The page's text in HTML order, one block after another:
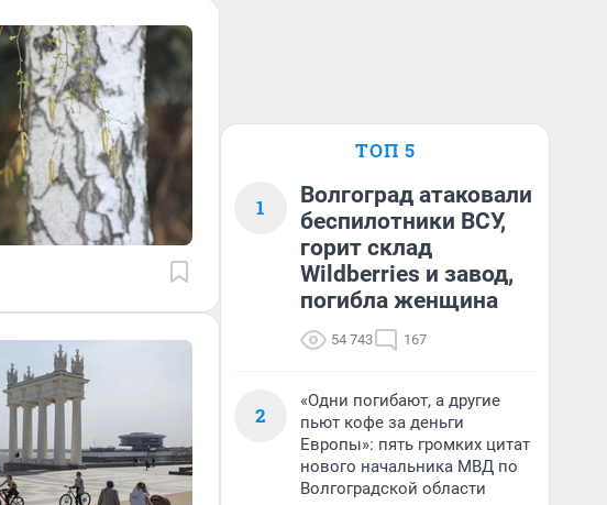
ТОП 5
1
Волгоград атаковали
беспилотники ВСУ,
горит склад
Wildberries и завод,
погибла женщина
54 743 167
2
«Одни погибают, а другие
пьют кофе за деньги
Европы»: пять громких цитат
нового начальника МВД по
Волгоградской области